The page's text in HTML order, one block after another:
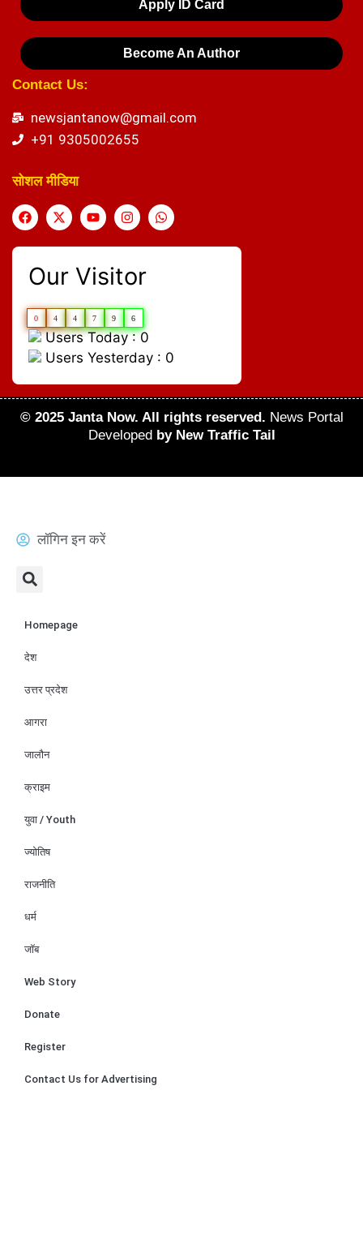
Apply ID Card
Become An Author
Contact Us:
newsjantanow@gmail.com
+91 9305002655
सोशल मीडिया
Our Visitor
0 4 4 7 9 6
Users Today : 0
Users Yesterday : 0
© 2025 Janta Now. All rights reserved. News Portal
Developed by New Traffic Tail
लॉगिन इन करें
Homepage
देश
उत्तर प्रदेश
आगरा
जालौन
क्राइम
युवा / Youth
ज्योतिष
राजनीति
धर्म
जॉब
Web Story
Donate
Register
Contact Us for Advertising